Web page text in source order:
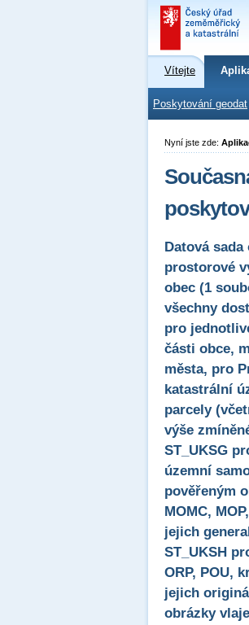
Vítejte
Poskytování geodat
Nyní jste zde:
Datová
prostorové
obec (1
všechny
pro
části obce,
města, pro
katastrální
parcely
výše
ST_UKSG
územní
pověřeným
MOMC,
jejich
ST_UKSH
ORP, POU,
jejich
obrázky